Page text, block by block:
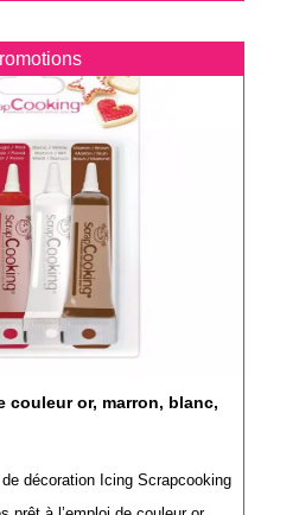
couleur or, marron, blanc,
décoration Icing Scrapcooking